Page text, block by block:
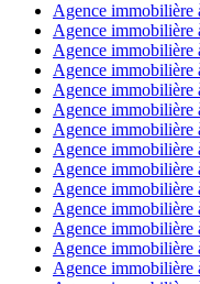
Agence immobilière
Agence immobilière
Agence immobilière
Agence immobilière
Agence immobilière
Agence immobilière
Agence immobilière
Agence immobilière
Agence immobilière
Agence immobilière
Agence immobilière
Agence immobilière
Agence immobilière
Agence immobilière